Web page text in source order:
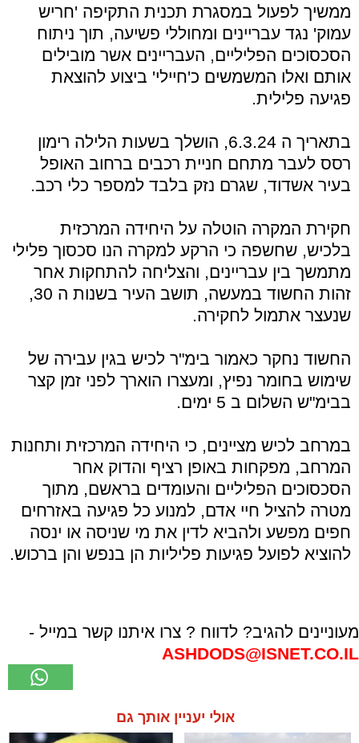
ממשיך לפעול במסגרת תכנית התקיפה 'חריש
עמוק' נגד עבריינים ומחוללי פשיעה, תוך ניתוח
הסכסוכים הפליליים, העבריינים אשר מובילים
אותם ואלו המשמשים כ'חיילי' ביצוע להוצאת
פגיעה פלילית.
בתאריך ה 6.3.24, הושלך בשעות הלילה רימון
רסס לעבר מתחם חניית רכבים ברחוב האופל
בעיר אשדוד, שגרם נזק בלבד למספר כלי רכב.
חקירת המקרה הוטלה על היחידה המרכזית
בלכיש, שחשפה כי הרקע למקרה הנו סכסוך פלילי
מתמשך בין עבריינים, והצליחה להתחקות אחר
זהות החשוד במעשה, תושב העיר בשנות ה 30,
שנעצר אתמול לחקירה.
החשוד נחקר כאמור בימ"ר לכיש בגין עבירה של
שימוש בחומר נפיץ, ומעצרו הוארך לפני זמן קצר
בבימ"ש השלום ב 5 ימים.
במרחב לכיש מציינים, כי היחידה המרכזית ותחנות
המרחב, מפקחות באופן רציף והדוק אחר
הסכסוכים הפליליים והעומדים בראשם, מתוך
מטרה להציל חיי אדם, למנוע כל פגיעה באזרחים
חפים מפשע ולהביא לדין את מי שניסה או ינסה
להוציא לפועל פגיעות פליליות הן בנפש והן ברכוש.
מעוניינים להגיב? לדווח ? צרו איתנו קשר במייל -
ASHDODS@ISNET.CO.IL
אולי יעניין אותך גם